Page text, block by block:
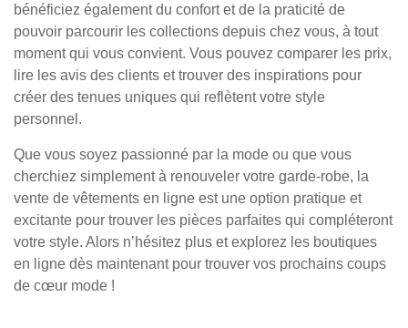
bénéficiez également du confort et de la praticité de
pouvoir parcourir les collections depuis chez vous, à tout
moment qui vous convient. Vous pouvez comparer les prix,
lire les avis des clients et trouver des inspirations pour
créer des tenues uniques qui reflètent votre style
personnel.
Que vous soyez passionné par la mode ou que vous
cherchiez simplement à renouveler votre garde-robe, la
vente de vêtements en ligne est une option pratique et
excitante pour trouver les pièces parfaites qui compléteront
votre style. Alors n’hésitez plus et explorez les boutiques
en ligne dès maintenant pour trouver vos prochains coups
de cœur mode !